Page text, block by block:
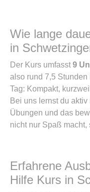
Wie lange
in
Der Kurs umfasst 9
also rund 7,5
Tag: Kompakt,
Bei uns lernst du
Übungen und das
nicht nur Spaß
Erfahrene
Hilfe Kurs in